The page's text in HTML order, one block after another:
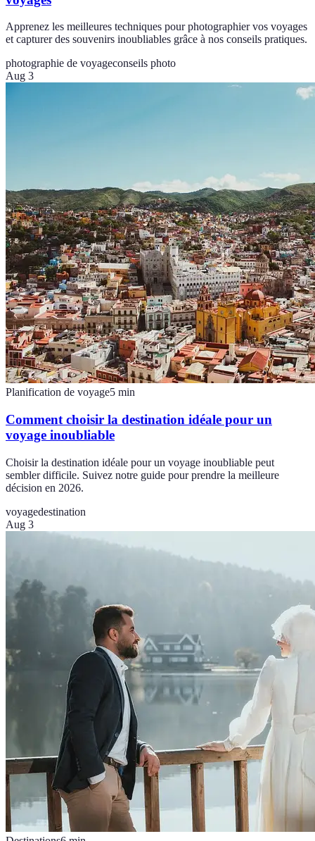
Apprenez les meilleures techniques pour photographier vos voyages
et capturer des souvenirs inoubliables grâce à nos conseils pratiques.
photographie de voyageconseils photo
Aug 3
Planification de voyage5 min
Comment choisir la destination idéale pour un
voyage inoubliable
Choisir la destination idéale pour un voyage inoubliable peut
sembler difficile. Suivez notre guide pour prendre la meilleure
décision en 2026.
voyagedestination
Aug 3